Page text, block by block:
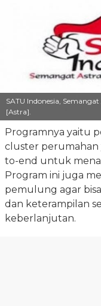
SATU Indonesia,
[Astra].
Programnya yaitu
cluster perumahan
to-end untuk
Program ini juga
pemulung agar
dan keterampilan
keberlanjutan.